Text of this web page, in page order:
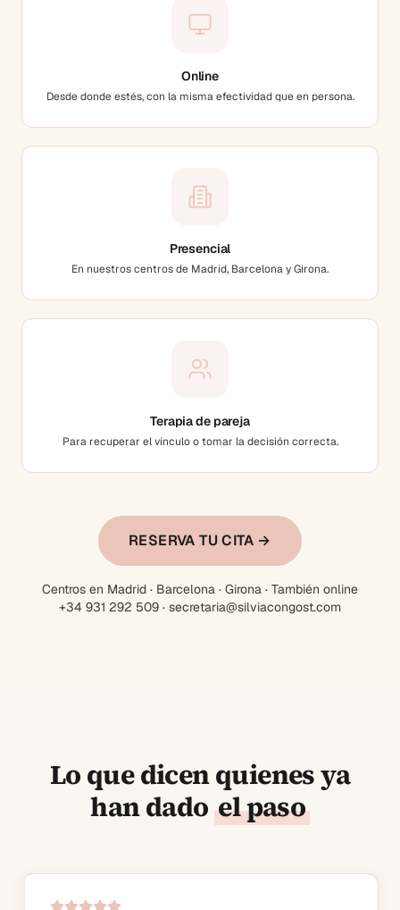
Online
Desde donde estés, con la misma efectividad que en persona.
Presencial
En nuestros centros de Madrid, Barcelona y Girona.
Terapia de pareja
Para recuperar el vínculo o tomar la decisión correcta.
RESERVA TU CITA →
Centros en Madrid · Barcelona · Girona · También online
+34 931 292 509 · secretaria@silviacongost.com
Lo que dicen quienes ya
han dado el paso